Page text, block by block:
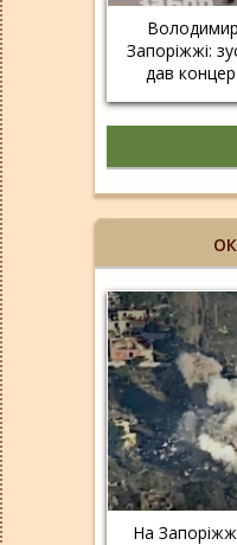
Запоріжжі:
дав
На